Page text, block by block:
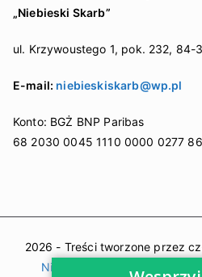
„Niebieski Skarb”
ul. Krzywoustego 1, pok. 232, 84-
E-mail: niebieskiskarb@wp.pl
Konto: BGŻ BNP Paribas
68 2030 0045 1110 0000 0277
2026 - Treści tworzone przez
Niebieski Skarb –